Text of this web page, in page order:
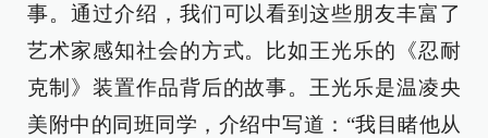
事。通过介绍，我们可以看到这些朋友丰富了
艺术家感知社会的方式。比如王光乐的《忍耐
克制》装置作品背后的故事。王光乐是温凌央
美附中的同班同学，介绍中写道：“我目睹他从